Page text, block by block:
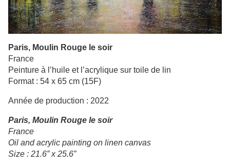
Paris, Moulin Rouge le soir
France
Peinture à l’huile et l’acrylique sur toile de lin
Format : 54 x 65 cm (15F)
Année de production : 2022
Paris, Moulin Rouge le soir
France
Oil and acrylic painting on linen canvas
Size : 21.6” x 25.6”